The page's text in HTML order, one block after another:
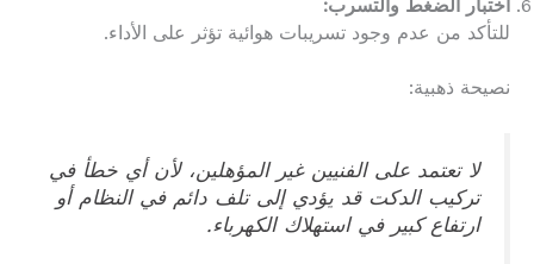
اختبار الضغط والتسرب:
للتأكد من عدم وجود تسريبات هوائية تؤثر على الأداء.
نصيحة ذهبية:
لا تعتمد على الفنيين غير المؤهلين، لأن أي خطأ في
تركيب الدكت قد يؤدي إلى تلف دائم في النظام أو
ارتفاع كبير في استهلاك الكهرباء.